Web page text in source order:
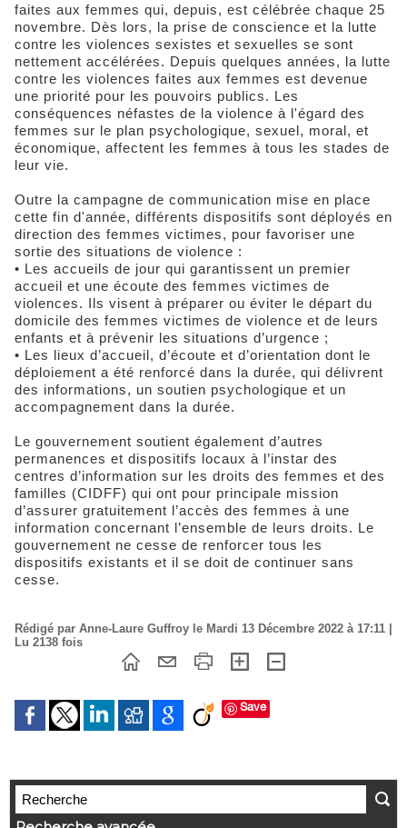
faites aux femmes qui, depuis, est célébrée chaque 25
novembre. Dès lors, la prise de conscience et la lutte
contre les violences sexistes et sexuelles se sont
nettement accélérées. Depuis quelques années, la lutte
contre les violences faites aux femmes est devenue
une priorité pour les pouvoirs publics. Les
conséquences néfastes de la violence à l'égard des
femmes sur le plan psychologique, sexuel, moral, et
économique, affectent les femmes à tous les stades de
leur vie.
Outre la campagne de communication mise en place
cette fin d'année, différents dispositifs sont déployés en
direction des femmes victimes, pour favoriser une
sortie des situations de violence :
• Les accueils de jour qui garantissent un premier
accueil et une écoute des femmes victimes de
violences. Ils visent à préparer ou éviter le départ du
domicile des femmes victimes de violence et de leurs
enfants et à prévenir les situations d’urgence ;
• Les lieux d’accueil, d’écoute et d’orientation dont le
déploiement a été renforcé dans la durée, qui délivrent
des informations, un soutien psychologique et un
accompagnement dans la durée.
Le gouvernement soutient également d’autres
permanences et dispositifs locaux à l’instar des
centres d’information sur les droits des femmes et des
familles (CIDFF) qui ont pour principale mission
d’assurer gratuitement l’accès des femmes à une
information concernant l’ensemble de leurs droits. Le
gouvernement ne cesse de renforcer tous les
dispositifs existants et il se doit de continuer sans
cesse.
Rédigé par Anne-Laure Guffroy le Mardi 13 Décembre 2022 à 17:11 |
Lu 2138 fois
Save